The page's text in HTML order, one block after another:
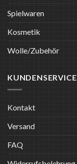
Spielwaren
Kosmetik
Wolle/Zubehör
KUNDENSERVICE
Kontakt
Versand
FAQ